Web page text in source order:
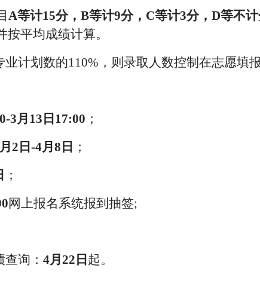
A等计15分，B等计9分，C等计3分，D等不
平均成绩计算。
计划数的110%，则录取人数控制在志愿填
3月 13 日 17:00 ；
2 日 -4月8日 ；
；
网上报名系统报到抽签;
询： 4月22日 起。